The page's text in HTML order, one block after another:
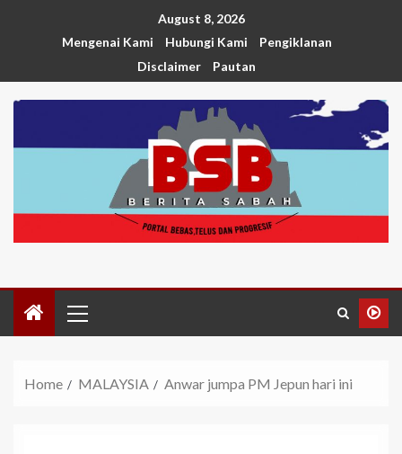
August 8, 2026
Mengenai Kami
Hubungi Kami
Pengiklanan
Disclaimer
Pautan
Home MALAYSIA Anwar jumpa PM Jepun hari ini